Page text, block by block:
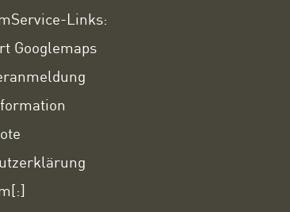
Service-Links:
Googlemaps
[:]